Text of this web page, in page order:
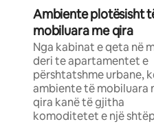
Ambiente plotësisht
mobiluara me qira
Nga kabinat e qeta në
deri te apartamentet e
përshtatshme urbane,
ambiente të mobiluara
qira kanë të gjitha
komoditetet e një